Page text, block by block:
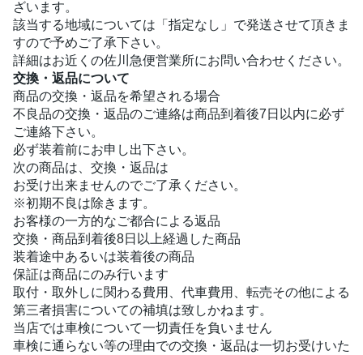
ざいます。
該当する地域については「指定なし」で発送させて頂きま
すので予めご了承下さい。
詳細はお近くの佐川急便営業所にお問い合わせください。
交換・返品について
商品の交換・返品を希望される場合
不良品の交換・返品のご連絡は商品到着後7日以内に必ず
ご連絡下さい。
必ず装着前にお申し出下さい。
次の商品は、交換・返品は
お受け出来ませんのでご了承ください。
※初期不良は除きます。
お客様の一方的なご都合による返品
交換・商品到着後8日以上経過した商品
装着途中あるいは装着後の商品
保証は商品にのみ行います
取付・取外しに関わる費用、代車費用、転売その他による
第三者損害についての補填は致しかねます。
当店では車検について一切責任を負いません
車検に通らない等の理由での交換・返品は一切お受けいた